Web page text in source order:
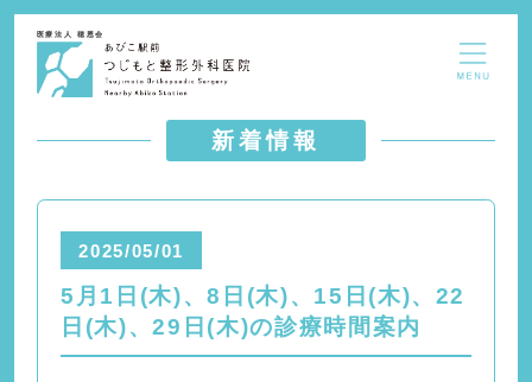
医療法人 穂恩会
新着情報
2025/05/01
5月1日(木)、8日(木)、15日(木)、22
日(木)、29日(木)の診療時間案内